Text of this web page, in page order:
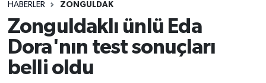
HABERLER ZONGULDAK
Zonguldaklı ünlü Eda
Dora'nın test sonuçları
belli oldu
Çaycuma
Alaplı
Zonguldak Trafik Yoğunluk Haritası
Puan Durumu ve Fikstür
Tüm Manşetler